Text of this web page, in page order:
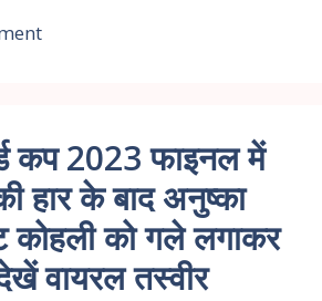
कप 2023 फाइनल में
हार के बाद अनुष्का
कोहली को गले लगाकर
वायरल तस्वीर